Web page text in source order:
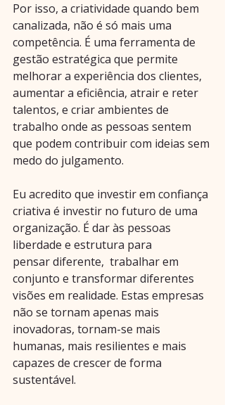
Por isso, a criatividade quando bem
canalizada, não é só mais uma
competência. É uma ferramenta de
gestão estratégica que permite
melhorar a experiência dos clientes,
aumentar a eficiência, atrair e reter
talentos, e criar ambientes de
trabalho onde as pessoas sentem
que podem contribuir com ideias sem
medo do julgamento.
Eu acredito que investir em confiança
criativa é investir no futuro de uma
organização. É dar às pessoas
liberdade e estrutura para
pensar diferente,  trabalhar em
conjunto e transformar diferentes
visões em realidade. Estas empresas
não se tornam apenas mais
inovadoras, tornam-se mais
humanas, mais resilientes e mais
capazes de crescer de forma
sustentável.